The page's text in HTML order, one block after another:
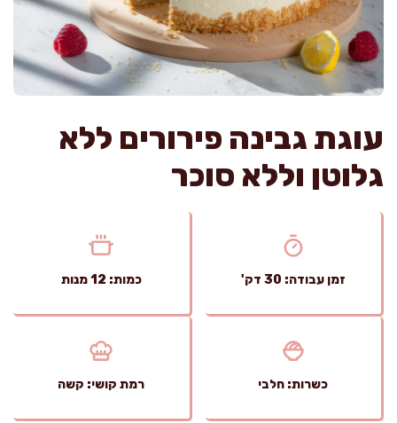
עוגת גבינה פירורים ללא
גלוטן וללא סוכר
זמן עבודה: 30 דק' כמות: 12 מנות
כשרות: חלבי רמת קושי: קשה